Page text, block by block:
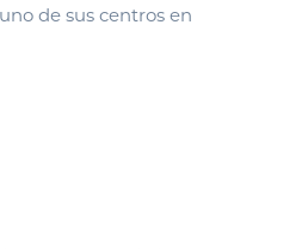
de sus centros en